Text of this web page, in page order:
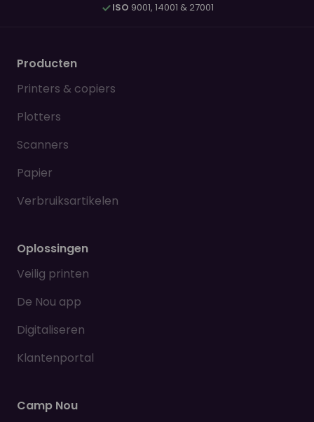
ISO 9001, 14001 & 27001
Producten
Printers & copiers
Plotters
Scanners
Papier
Verbruiksartikelen
Oplossingen
Veilig printen
De Nou app
Digitaliseren
Klantenportal
Camp Nou